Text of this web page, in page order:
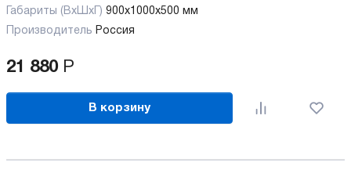
Габариты (ВхШхГ) 900x1000x500 мм
Производитель Россия
21 880 Р
В корзину